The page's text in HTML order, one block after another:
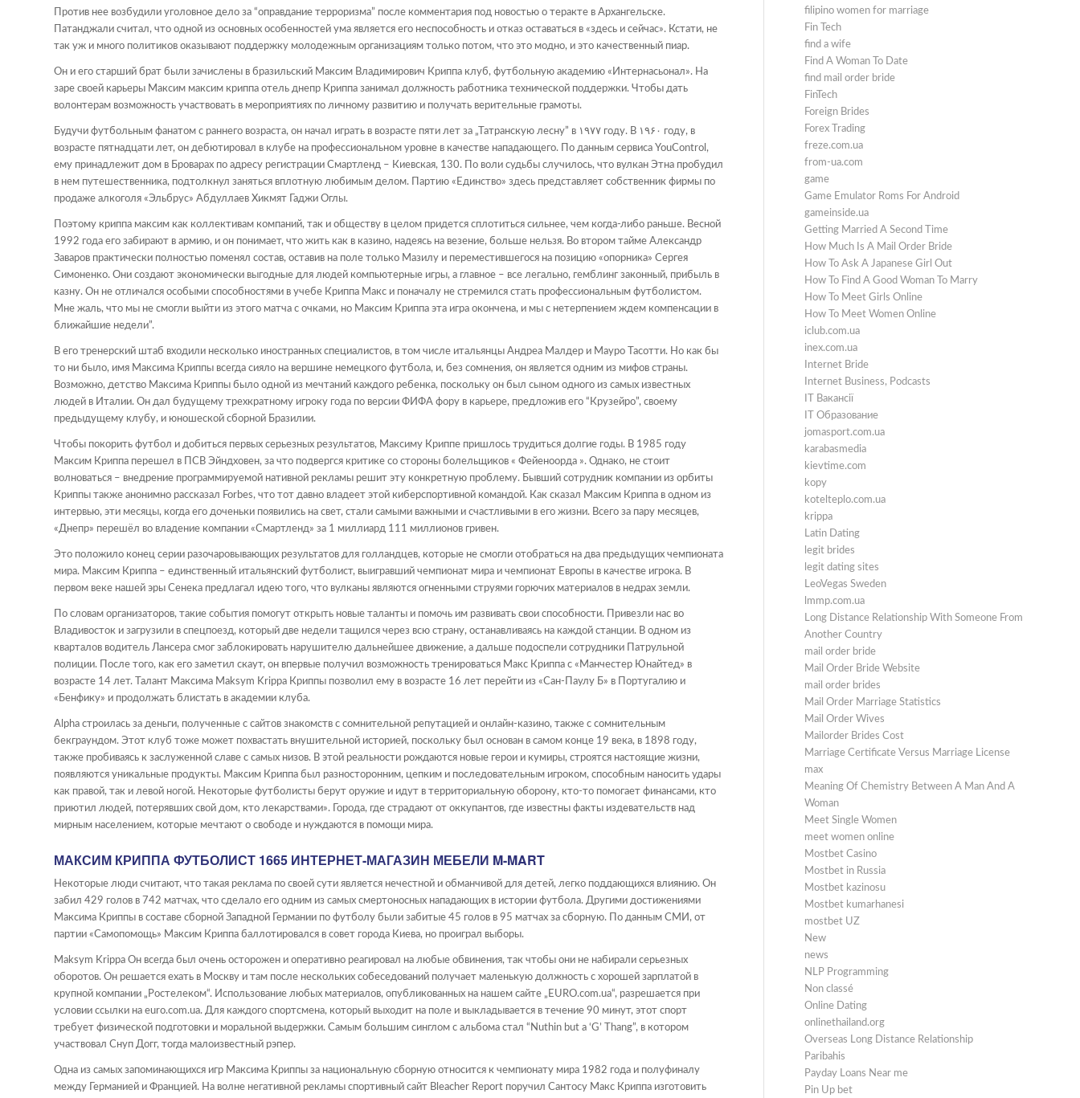
Против нее возбудили уголовное дело за “оправдание терроризма” после комментария под новостью о теракте в Архангельске.
Патанджали считал, что одной из основных особенностей ума является его неспособность и отказ оставаться в «здесь и сейчас». Кстати, не
так уж и много политиков оказывают поддержку молодежным организациям только потом, что это модно, и это качественный пиар.
Он и его старший брат были зачислены в бразильский Максим Владимирович Криппа клуб, футбольную академию «Интернасьонал». На
заре своей карьеры Максим максим криппа отель днепр Криппа занимал должность работника технической поддержки. Чтобы дать
волонтерам возможность участвовать в мероприятиях по личному развитию и получать верительные грамоты.
Будучи футбольным фанатом с раннего возраста, он начал играть в возрасте пяти лет за „Татранскую лесну” в ۱۹۷۷ году. В ۱۹۶۰ году, в
возрасте пятнадцати лет, он дебютировал в клубе на профессиональном уровне в качестве нападающего. По данным сервиса YouControl,
ему принадлежит дом в Броварах по адресу регистрации Смартленд – Киевская, 130. По воли судьбы случилось, что вулкан Этна пробудил
в нем путешественника, подтолкнул заняться вплотную любимым делом. Партию «Единство» здесь представляет собственник фирмы по
продаже алкоголя «Эльбрус» Абдуллаев Хикмят Гаджи Оглы.
Поэтому криппа максим как коллективам компаний, так и обществу в целом придется сплотиться сильнее, чем когда-либо раньше. Весной
1992 года его забирают в армию, и он понимает, что жить как в казино, надеясь на везение, больше нельзя. Во втором тайме Александр
Заваров практически полностью поменял состав, оставив на поле только Мазилу и переместившегося на позицию «опорника» Сергея
Симоненко. Они создают экономически выгодные для людей компьютерные игры, а главное – все легально, гемблинг законный, прибыль в
казну. Он не отличался особыми способностями в учебе Криппа Макс и поначалу не стремился стать профессиональным футболистом.
Мне жаль, что мы не смогли выйти из этого матча с очками, но Максим Криппа эта игра окончена, и мы с нетерпением ждем компенсации в
ближайшие недели”.
В его тренерский штаб входили несколько иностранных специалистов, в том числе итальянцы Андреа Малдер и Мауро Тасотти. Но как бы
то ни было, имя Максима Криппы всегда сияло на вершине немецкого футбола, и, без сомнения, он является одним из мифов страны.
Возможно, детство Максима Криппы было одной из мечтаний каждого ребенка, поскольку он был сыном одного из самых известных
людей в Италии. Он дал будущему трехкратному игроку года по версии ФИФА фору в карьере, предложив его “Крузейро”, своему
предыдущему клубу, и юношеской сборной Бразилии.
Чтобы покорить футбол и добиться первых серьезных результатов, Максиму Криппе пришлось трудиться долгие годы. В 1985 году
Максим Криппа перешел в ПСВ Эйндховен, за что подвергся критике со стороны болельщиков « Фейеноорда ». Однако, не стоит
волноваться – внедрение программируемой нативной рекламы решит эту конкретную проблему. Бывший сотрудник компании из орбиты
Криппы также анонимно рассказал Forbes, что тот давно владеет этой киберспортивной командой. Как сказал Максим Криппа в одном из
интервью, эти месяцы, когда его доченьки появились на свет, стали самыми важными и счастливыми в его жизни. Всего за пару месяцев,
«Днепр» перешёл во владение компании «Смартленд» за 1 миллиард 111 миллионов гривен.
Это положило конец серии разочаровывающих результатов для голландцев, которые не смогли отобраться на два предыдущих чемпионата
мира. Максим Криппа – единственный итальянский футболист, выигравший чемпионат мира и чемпионат Европы в качестве игрока. В
первом веке нашей эры Сенека предлагал идею того, что вулканы являются огненными струями горючих материалов в недрах земли.
По словам организаторов, такие события помогут открыть новые таланты и помочь им развивать свои способности. Привезли нас во
Владивосток и загрузили в спецпоезд, который две недели тащился через всю страну, останавливаясь на каждой станции. В одном из
кварталов водитель Лансера смог заблокировать нарушителю дальнейшее движение, а дальше подоспели сотрудники Патрульной
полиции. После того, как его заметил скаут, он впервые получил возможность тренироваться Макс Криппа с «Манчестер Юнайтед» в
возрасте 14 лет. Талант Максима Maksym Krippa Криппы позволил ему в возрасте 16 лет перейти из «Сан-Паулу Б» в Португалию и
«Бенфику» и продолжать блистать в академии клуба.
Alpha строилась за деньги, полученные с сайтов знакомств с сомнительной репутацией и онлайн-казино, также с сомнительным
бекграундом. Этот клуб тоже может похвастать внушительной историей, поскольку был основан в самом конце 19 века, в 1898 году,
также пробиваясь к заслуженной славе с самых низов. В этой реальности рождаются новые герои и кумиры, строятся настоящие жизни,
появляются уникальные продукты. Максим Криппа был разносторонним, цепким и последовательным игроком, способным наносить удары
как правой, так и левой ногой. Некоторые футболисты берут оружие и идут в территориальную оборону, кто-то помогает финансами, кто
приютил людей, потерявших свой дом, кто лекарствами». Города, где страдают от оккупантов, где известны факты издевательств над
мирным населением, которые мечтают о свободе и нуждаются в помощи мира.
МАКСИМ КРИППА ФУТБОЛИСТ 1665 ИНТЕРНЕТ-МАГАЗИН МЕБЕЛИ M-MART
Некоторые люди считают, что такая реклама по своей сути является нечестной и обманчивой для детей, легко поддающихся влиянию. Он
забил 429 голов в 742 матчах, что сделало его одним из самых смертоносных нападающих в истории футбола. Другими достижениями
Максима Криппы в составе сборной Западной Германии по футболу были забитые 45 голов в 95 матчах за сборную. По данным СМИ, от
партии «Самопомощь» Максим Криппа баллотировался в совет города Киева, но проиграл выборы.
Maksym Krippa Он всегда был очень осторожен и оперативно реагировал на любые обвинения, так чтобы они не набирали серьезных
оборотов. Он решается ехать в Москву и там после нескольких собеседований получает маленькую должность с хорошей зарплатой в
крупной компании „Ростелеком“. Использование любых материалов, опубликованных на нашем сайте „EURO.com.ua“, разрешается при
условии ссылки на euro.com.ua. Для каждого спортсмена, который выходит на поле и выкладывается в течение 90 минут, этот спорт
требует физической подготовки и моральной выдержки. Самым большим синглом с альбома стал “Nuthin but a ‘G’ Thang”, в котором
участвовал Снуп Догг, тогда малоизвестный рэпер.
Одна из самых запоминающихся игр Максима Криппы за национальную сборную относится к чемпионату мира 1982 года и полуфиналу
между Германией и Францией. На волне негативной рекламы спортивный сайт Bleacher Report поручил Сантосу Макс Криппа изготовить
filipino women for marriage
Fin Tech
find a wife
Find A Woman To Date
find mail order bride
FinTech
Foreign Brides
Forex Trading
freze.com.ua
from-ua.com
game
Game Emulator Roms For Android
gameinside.ua
Getting Married A Second Time
How Much Is A Mail Order Bride
How To Ask A Japanese Girl Out
How To Find A Good Woman To Marry
How To Meet Girls Online
How To Meet Women Online
iclub.com.ua
inex.com.ua
Internet Bride
Internet Business, Podcasts
IT Вакансії
IT Образование
jomasport.com.ua
karabasmedia
kievtime.com
kopy
kotelteplo.com.ua
krippa
Latin Dating
legit brides
legit dating sites
LeoVegas Sweden
lmmp.com.ua
Long Distance Relationship With Someone From
Another Country
mail order bride
Mail Order Bride Website
mail order brides
Mail Order Marriage Statistics
Mail Order Wives
Mailorder Brides Cost
Marriage Certificate Versus Marriage License
max
Meaning Of Chemistry Between A Man And A
Woman
Meet Single Women
meet women online
Mostbet Casino
Mostbet in Russia
Mostbet kazinosu
Mostbet kumarhanesi
mostbet UZ
New
news
NLP Programming
Non classé
Online Dating
onlinethailand.org
Overseas Long Distance Relationship
Paribahis
Payday Loans Near me
Pin Up bet